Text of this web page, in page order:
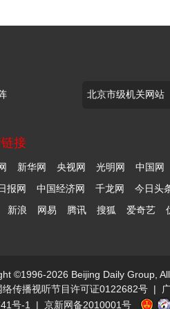
接
新华网 央视网 光明网
中国网
报网
中国经济网 千龙网
今日头
新浪 网易 腾讯 搜狐 爱奇艺
©1996-2026 Beijing Daily Group,
络传播视听节目许可证0122682号 |
号-1 | 京新网备2010001号